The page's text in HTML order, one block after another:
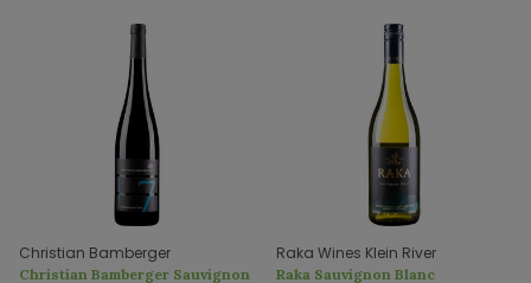
Christian Bamberger
Christian Bamberger Sauvignon
Raka Wines Klein River
Raka Sauvignon Blanc